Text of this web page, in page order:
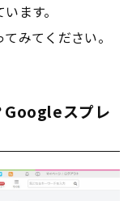
ます。
みてください。
Googleスプレ